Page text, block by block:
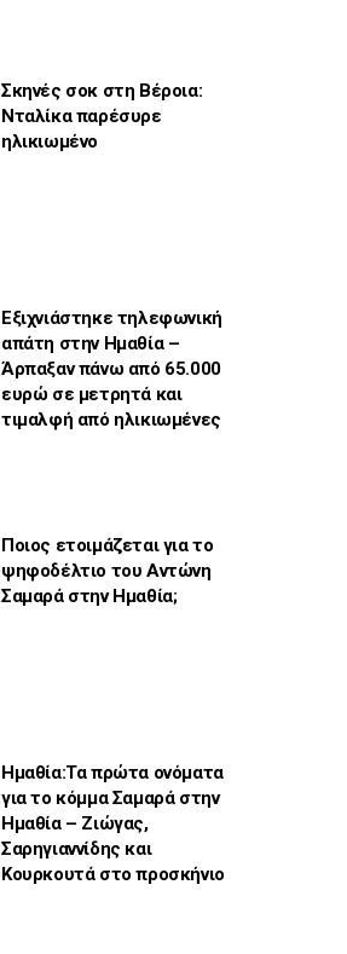
Σκηνές σοκ στη Βέροια:
Νταλίκα παρέσυρε
ηλικιωμένο
Εξιχνιάστηκε τηλεφωνική
απάτη στην Ημαθία –
Άρπαξαν πάνω από 65.000
ευρώ σε μετρητά και
τιμαλφή από ηλικιωμένες
Ποιος ετοιμάζεται για το
ψηφοδέλτιο του Αντώνη
Σαμαρά στην Ημαθία;
Ημαθία:Τα πρώτα ονόματα
για το κόμμα Σαμαρά στην
Ημαθία – Ζιώγας,
Σαρηγιαννίδης και
Κουρκουτά στο προσκήνιο